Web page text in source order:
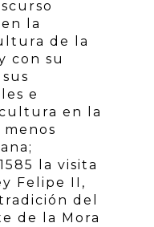
la
de la
con su
e
en la
la visita
Felipe II,
del
de la Mora